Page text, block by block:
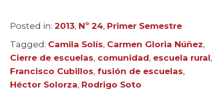
Posted in: Categories
2013, Nº 24, Primer Semestre
Tagged: Tags
Camila Solís, Carmen Gloria Núñez,
Cierre de escuelas, comunidad, escuela rural,
Francisco Cubillos, fusión de escuelas,
Héctor Solorza, Rodrigo Soto